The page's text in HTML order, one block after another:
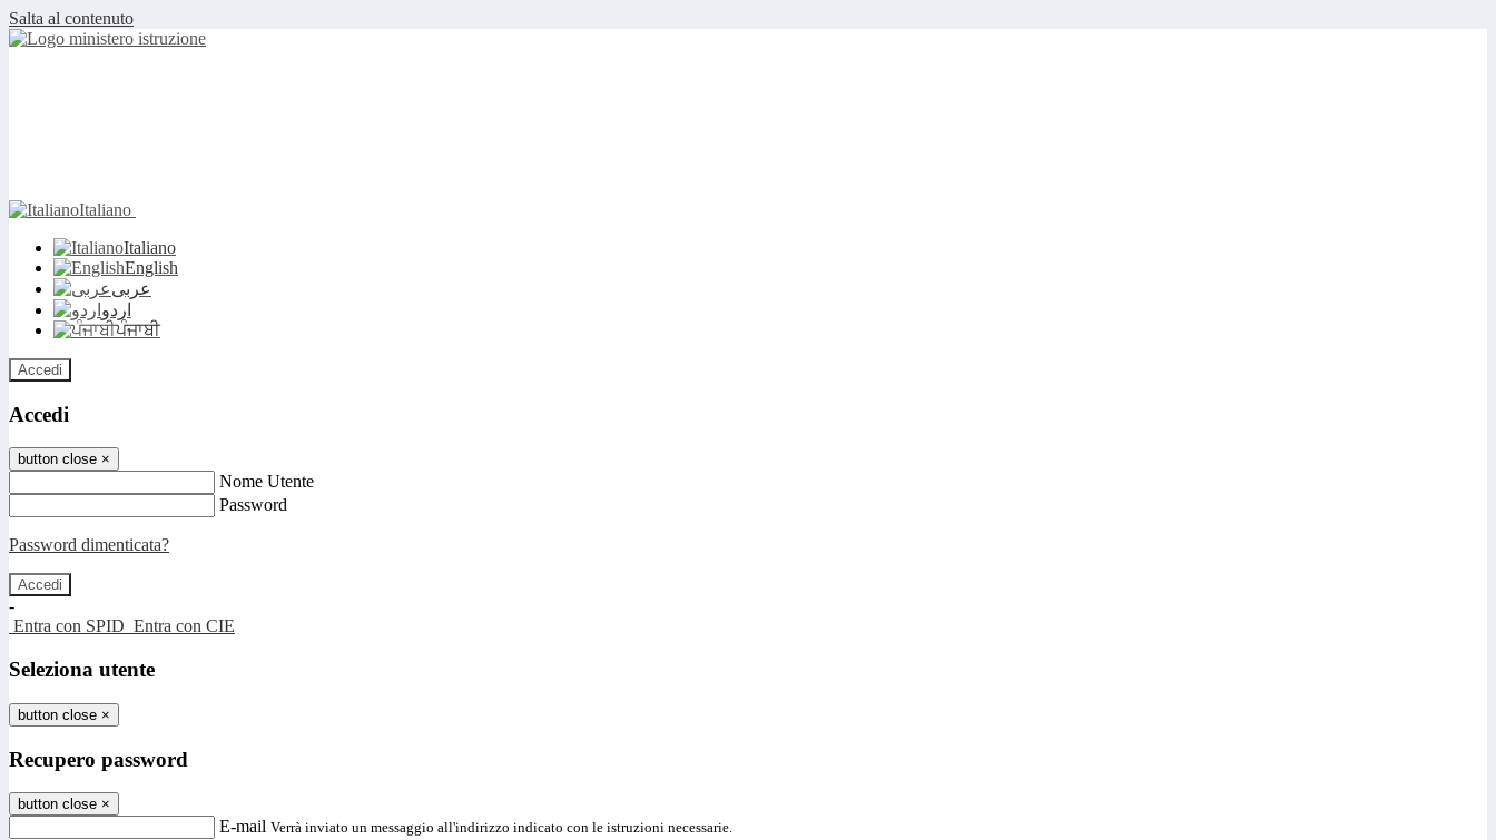
Salta al contenuto
Italiano
Italiano
English
عربى
اردو
ਪੰਜਾਬੀ
Accedi
Accedi
button close ×
Nome Utente
Password
Password dimenticata?
-
Entra con SPID Entra con CIE
Seleziona utente
button close ×
Recupero password
button close ×
E-mail Verrà inviato un messaggio all'indirizzo indicato con le istruzioni necessarie.